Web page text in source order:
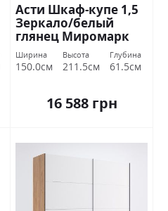
Асти Шкаф-купе 1,5
Зеркало/белый
глянец Миромарк
Ширина
150.0см
Высота
211.5см
Глубина
61.5см
16 588 грн